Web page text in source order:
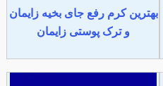
بهترین کرم رفع جای بخیه زایمان
و ترک پوستی زایمان